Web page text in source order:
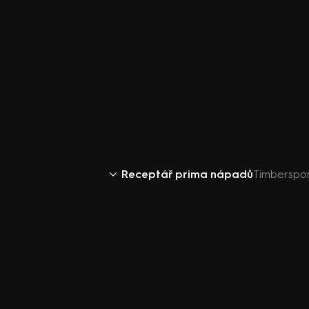
Receptář prima nápadů